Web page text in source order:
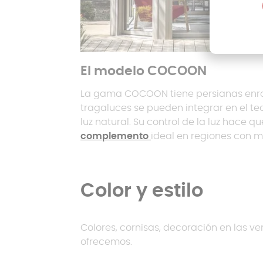
El modelo COCOON
La gama COCOON tiene persianas
tragaluces se pueden integrar en el
luz natural. Su control de la luz hace
complemento ideal en regiones con
Color y estilo
Colores, cornisas, decoración en las
ofrecemos.